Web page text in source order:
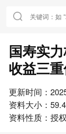
国寿实
收益三
更新时间：
资料大小：
资料性质：授